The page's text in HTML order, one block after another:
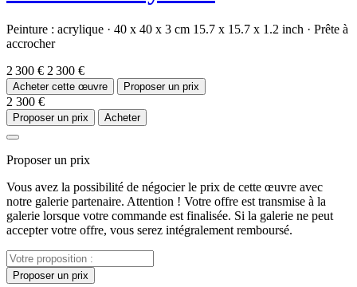
Peinture : acrylique · 40 x 40 x 3 cm 15.7 x 15.7 x 1.2 inch · Prête à
accrocher
2 300 € 2 300 €
Acheter cette œuvre Proposer un prix
2 300 €
Proposer un prix Acheter
Proposer un prix
Vous avez la possibilité de négocier le prix de cette œuvre avec
notre galerie partenaire. Attention ! Votre offre est transmise à la
galerie lorsque votre commande est finalisée. Si la galerie ne peut
accepter votre offre, vous serez intégralement remboursé.
Proposer un prix